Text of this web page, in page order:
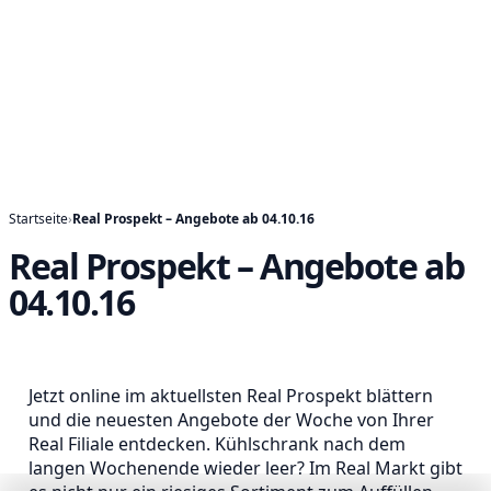
Startseite›Real Prospekt – Angebote ab 04.10.16
Real Prospekt – Angebote ab
04.10.16
Jetzt online im aktuellsten Real Prospekt blättern
und die neuesten Angebote der Woche von Ihrer
Real Filiale entdecken. Kühlschrank nach dem
langen Wochenende wieder leer? Im Real Markt gibt